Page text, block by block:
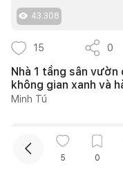
43.308
15 0
Nhà 1 tầng sân
không gian xanh và
Minh Tú
5 0